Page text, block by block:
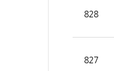
828
827